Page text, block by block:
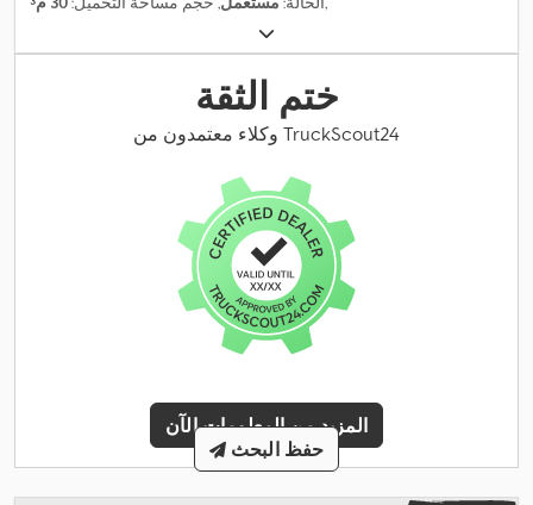
ختم الثقة
وكلاء معتمدون من TruckScout24
المزيد من المعلومات الآن
حفظ البحث